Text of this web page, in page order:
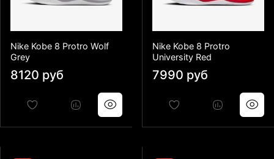
Nike Kobe 8 Protro Wolf
Grey
8120 руб
Nike Kobe 8 Protro
University Red
7990 руб